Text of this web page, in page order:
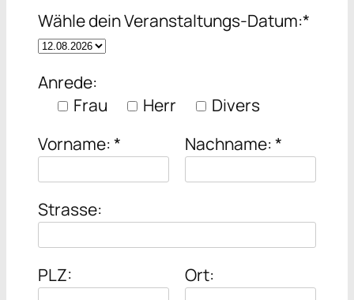
Wähle dein Veranstaltungs-Datum:*
Anrede:
Frau
Herr
Divers
Vorname: *
Nachname: *
Strasse:
PLZ: Ort: